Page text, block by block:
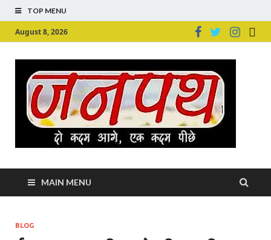
TOP MENU
August 8, 2026
MAIN MENU
BLOG